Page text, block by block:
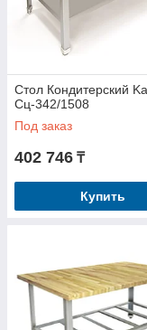
Стол Кондитерский
Сц-342/1508
Под заказ
402 746 ₸
Купить